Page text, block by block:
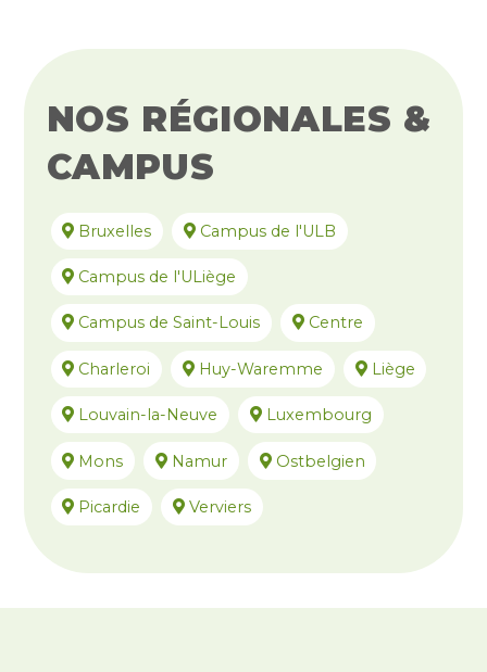
NOS RÉGIONALES &
CAMPUS
Bruxelles Campus de l'ULB
Campus de l'ULiège
Campus de Saint-Louis Centre
Charleroi Huy-Waremme Liège
Louvain-la-Neuve Luxembourg
Mons Namur Ostbelgien
Picardie Verviers